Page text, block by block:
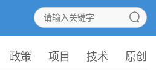
政策 项目 技术 原创